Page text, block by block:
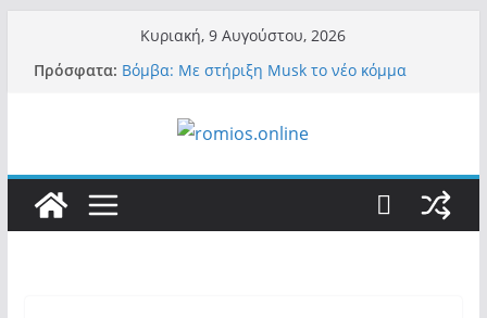
περιεχόμενο
Κυριακή, 9 Αυγούστου, 2026
Πρόσφατα: Βόμβα: Με στήριξη Musk το νέο κόμμα
πανικό, πατριωτικό τσουνάμι σαρώνει την
εγκλήματά του στην πανδημία – Στην Ελλάδα
τον έκαναν μέλος της Ακαδημίας Αθηνών!
Οι ρυθμιστές – Σαμαράς και Κασιδιάρης θα